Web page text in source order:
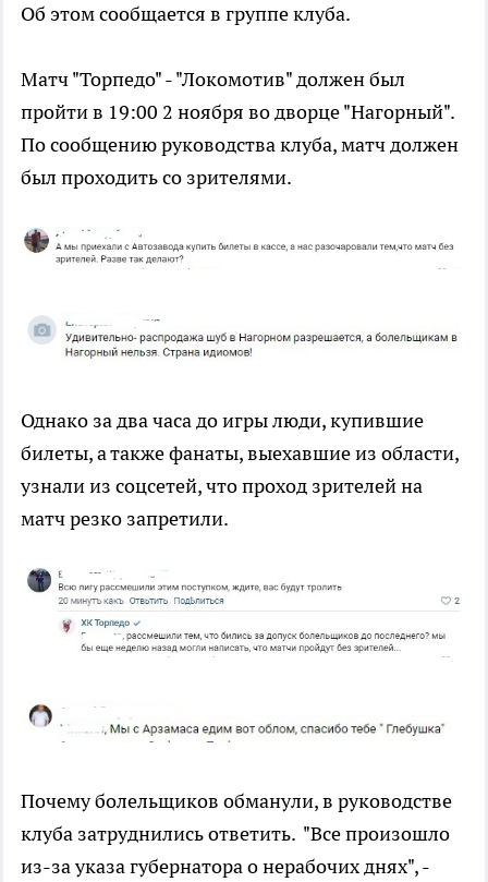
Об этом сообщается в группе клуба.
Матч "Торпедо" - "Локомотив" должен был
пройти в 19:00 2 ноября во дворце "Нагорный".
По сообщению руководства клуба, матч должен
был проходить со зрителями.
Однако за два часа до игры люди, купившие
билеты, а также фанаты, выехавшие из области,
узнали из соцсетей, что проход зрителей на
матч резко запретили.
Почему болельщиков обманули, в руководстве
клуба затруднились ответить. "Все произошло
из-за указа губернатора о нерабочих днях", -